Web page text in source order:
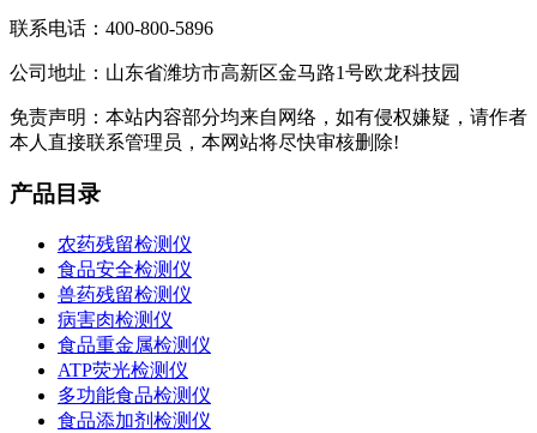
联系电话：400-800-5896
公司地址：山东省潍坊市高新区金马路1号欧龙科技园
免责声明：本站内容部分均来自网络，如有侵权嫌疑，请作者
本人直接联系管理员，本网站将尽快审核删除!
产品目录
农药残留检测仪
食品安全检测仪
兽药残留检测仪
病害肉检测仪
食品重金属检测仪
ATP荧光检测仪
多功能食品检测仪
食品添加剂检测仪